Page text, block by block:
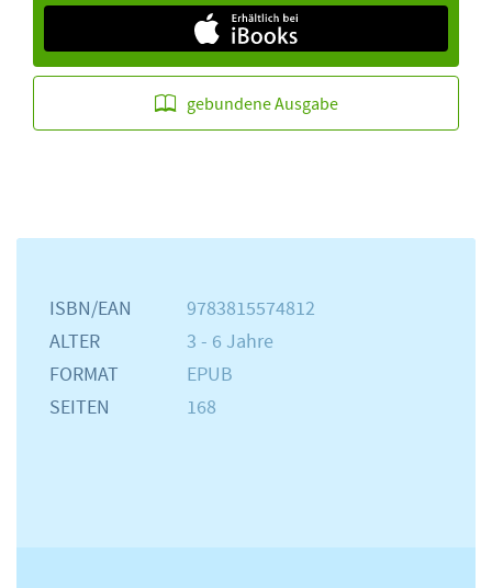
gebundene Ausgabe
ISBN/EAN
9783815574812
ALTER
3 - 6 Jahre
FORMAT
EPUB
SEITEN
168